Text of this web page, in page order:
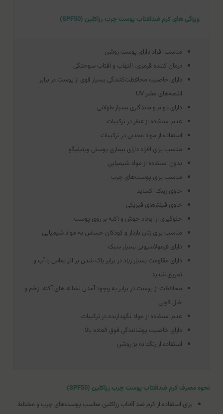
ویژگی های کرم ضدآفتاب پوست چرب رزاکلین (SPF50)
مناسب افراد دارای پوست روشن
درمان کننده قرمزی، التهاب و آفتاب سوختگی
دارای خاصیت محافظت‌کنندگی بسیار قوی از پوست در برابر
اشعه‌های مضر UV
دارای دوام و ماندگاری بسیار طولانی
عدم استفاده از عطر در ترکیبات
استفاده از مواد معدنی در ترکیبات
مناسب برای افراد دارای بیماری پوستی ویتیلیگو
بدون استفاده از مواد شیمیایی
مناسب برای پوست‌های چرب
حاوی زینک اکساید
حاوی فیلتر‌های فیزیکی
جلوگیری از ایجاد جوش و آکنه بر روی پوست
مناسب برای زنان باردار و کودکان حساس به مواد شیمیایی
دارای فرمولاسیونی بسیار سبک
دارای مقاومت بسیار زیاد در برابر پاک شدن بر اثر تماس با آب و
تعریق شدید
محافظت از پوست در برابر به وجود آمدن نشانه های آکنه، زخم‌ و
خال کوبی
عدم استفاده از مواد نگهدارنده در ترکیبات.
دارای خاصیت پوشانندگی فوق العاده بالا
استفاده از رنگدانه بژ روشن
نحوه مصرف کرم ضدآفتاب پوست چرب رزاکلین (SPF50)
برای استفاده از کرم ضد آفتاب رزاکلین مناسب پوست‌های چرب و مختلط